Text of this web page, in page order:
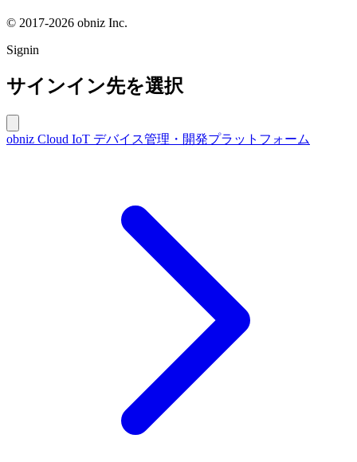
© 2017-2026 obniz Inc.
Signin
サインイン先を選択
obniz Cloud IoT デバイス管理・開発プラットフォーム